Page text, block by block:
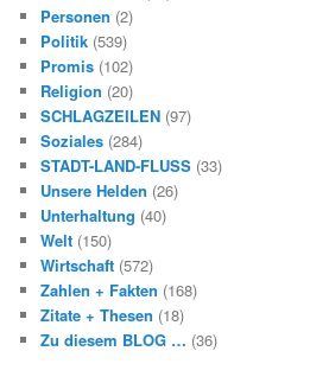
Personen (2)
Politik (539)
Promis (102)
Religion (20)
SCHLAGZEILEN (97)
Soziales (284)
STADT-LAND-FLUSS (33)
Unsere Helden (26)
Unterhaltung (40)
Welt (150)
Wirtschaft (572)
Zahlen + Fakten (168)
Zitate + Thesen (18)
Zu diesem BLOG … (36)